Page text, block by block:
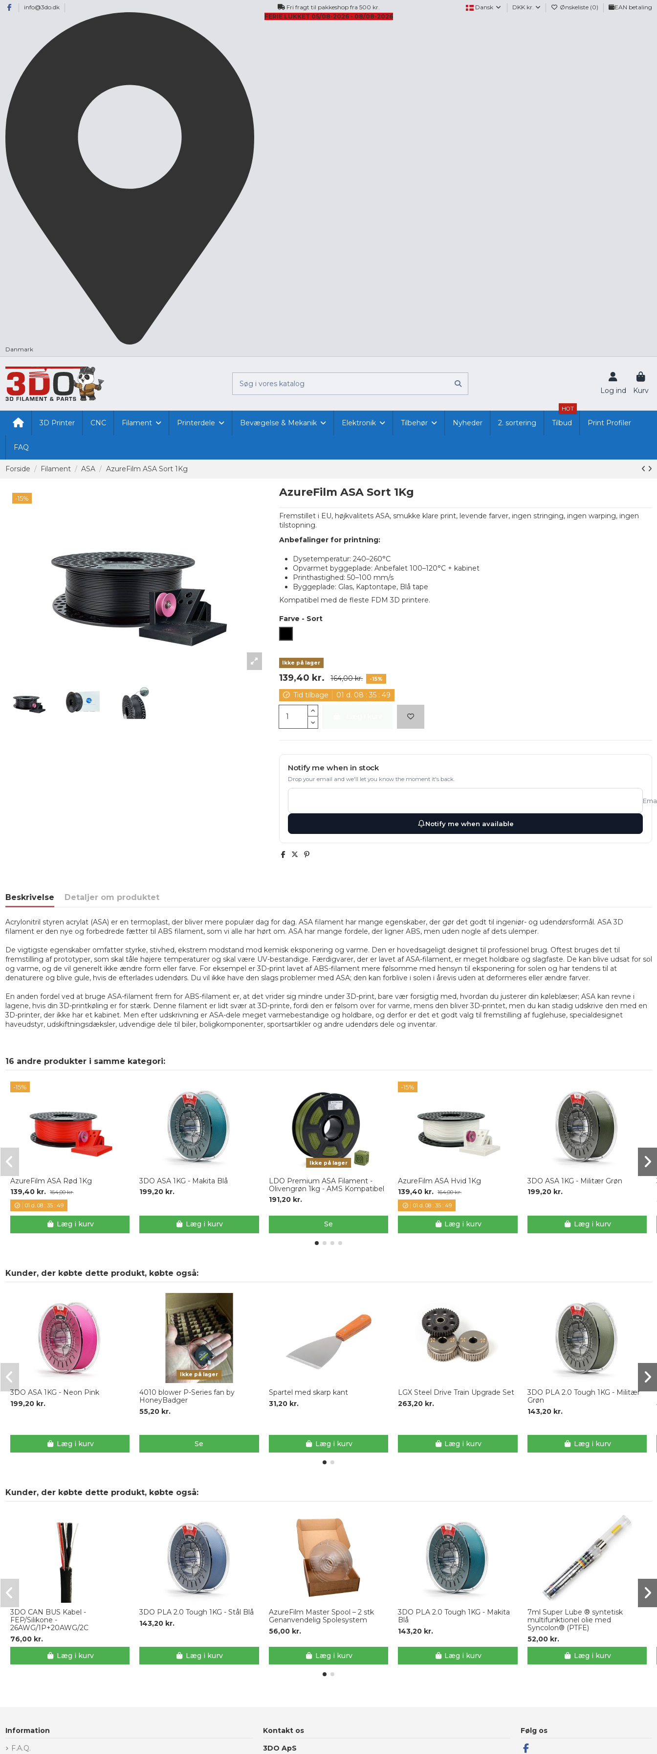
info@3do.dk
Danmark
Fri fragt til pakkeshop fra 500 kr.
FERIE LUKKET 05/08-2026 - 08/08-2026
Dansk DKK kr. Ønskeliste (0) EAN betaling
Log ind Kurv
3D Printer CNC Filament Printerdele Bevægelse & Mekanik Elektronik Tilbehør Nyheder 2. sortering Tilbud
HOT
Print Profiler
FAQ
Forside Filament ASA AzureFilm ASA Sort 1Kg
-15% AzureFilm ASA Sort 1Kg
Fremstillet i EU, højkvalitets ASA, smukke klare print, levende farver, ingen stringing, ingen warping, ingen
tilstopning.
Anbefalinger for printning:
Dysetemperatur: 240–260°C
Opvarmet byggeplade: Anbefalet 100–120°C + kabinet
Printhastighed: 50–100 mm/s
Byggeplade: Glas, Kaptontape, Blå tape
Kompatibel med de fleste FDM 3D printere.
Farve - Sort
Ikke på lager
139,40 kr. 164,00 kr. -15%
Tid tilbage 01 d. 08 : 35: 48
Notify me when in stock
Drop your email and we'll let you know the moment it's back.
Notify me when available
Beskrivelse Detaljer om produktet
Acrylonitril styren acrylat (ASA) er en termoplast, der bliver mere populær dag for dag. ASA filament har mange egenskaber, der gør det godt til ingeniør- og udendørsformål. ASA 3D
filament er den nye og forbedrede fætter til ABS filament, som vi alle har hørt om. ASA har mange fordele, der ligner ABS, men uden nogle af dets ulemper.
De vigtigste egenskaber omfatter styrke, stivhed, ekstrem modstand mod kemisk eksponering og varme. Den er hovedsageligt designet til professionel brug. Oftest bruges det til
fremstilling af prototyper, som skal tåle højere temperaturer og skal være UV-bestandige. Færdigvarer, der er lavet af ASA-filament, er meget holdbare og slagfaste. De kan blive udsat for sol
og varme, og de vil generelt ikke ændre form eller farve. For eksempel er 3D-print lavet af ABS-filament mere følsomme med hensyn til eksponering for solen og har tendens til at
denaturere og blive gule, hvis de efterlades udendørs. Du vil ikke have den slags problemer med ASA; den kan forblive i solen i årevis uden at deformeres eller ændre farver.
En anden fordel ved at bruge ASA-filament frem for ABS-filament er, at det vrider sig mindre under 3D-print, bare vær forsigtig med, hvordan du justerer din køleblæser; ASA kan revne i
lagene, hvis din 3D-printkøling er for stærk. Denne filament er lidt svær at 3D-printe, fordi den er følsom over for varme, mens den bliver 3D-printet, men du kan stadig udskrive den med en
3D-printer, der ikke har et kabinet. Men efter udskrivning er ASA-dele meget varmebestandige og holdbare, og derfor er det et godt valg til fremstilling af fuglehuse, specialdesignet
haveudstyr, udskiftningsdæksler, udvendige dele til biler, boligkomponenter, sportsartikler og andre udendørs dele og inventar.
16 andre produkter i samme kategori:
-15%
AzureFilm ASA Rød 1Kg
139,40 kr.
164,00 kr.
01 d. 08: 35: 48
Læg i kurv
3DO ASA 1KG - Makita Blå
199,20 kr.
Læg i kurv
Ikke på lager
LDO Premium ASA Filament -
Olivengrøn 1kg - AMS Kompatibel
191,20 kr.
Se
-15%
AzureFilm ASA Hvid 1Kg
139,40 kr. 164,00 kr.
01 d. 08: 35: 48
Læg i kurv
3DO ASA 1KG - Militær Grøn
199,20 kr.
Læg i kurv
Kunder, der købte dette produkt, købte også:
3DO ASA 1KG - Neon Pink
199,20 kr.
Læg i kurv
Ikke på lager
4010 blower P-Series fan by
HoneyBadger
55,20 kr.
Se
Spartel med skarp kant
31,20 kr.
Læg i kurv
LGX Steel Drive Train Upgrade Set
263,20 kr.
Læg i kurv
3DO PLA 2.0 Tough 1KG - Militær
Grøn
143,20 kr.
Læg i kurv
Kunder, der købte dette produkt, købte også:
3DO CAN BUS Kabel -
FEP/Silikone -
26AWG/1P+20AWG/2C
76,00 kr.
Læg i kurv
3DO PLA 2.0 Tough 1KG - Stål Blå
143,20 kr.
Læg i kurv
AzureFilm Master Spool – 2 stk
Genanvendelig Spolesystem
56,00 kr.
Læg i kurv
3DO PLA 2.0 Tough 1KG - Makita
Blå
143,20 kr.
Læg i kurv
7ml Super Lube ® syntetisk
multifunktionel olie med
Syncolon® (PTFE)
52,00 kr.
Læg i kurv
Information
F.A.Q.
Kontakt os
3DO ApS
Følg os